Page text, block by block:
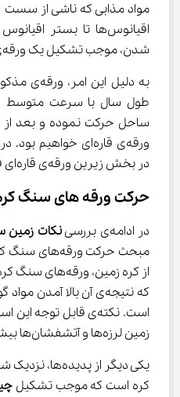
مواد مذابی که ناشی از
شدن، موجب تشکیل یک ورقه‌ی اقیانوسی جدید می‌شوند.
طول سال با سرعت متوسط
ساحل حرکت نموده و بعد از
در بخش زیرین ورقه‌ی قاره‌ای قرار می‌گیرد.
حرکت ورقه های سنگ
در ادامه‌ی بررسی نکات زمین
زمین لرزه‌ها و آتشفشان‌ها بیش‌تر اتفاق می‌افتند.
کره است که موجب تشکیل